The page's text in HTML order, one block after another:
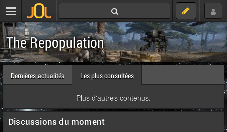
The Repopulation
Dernières actualités Les plus consultées
Plus d'autres contenus.
Discussions du moment